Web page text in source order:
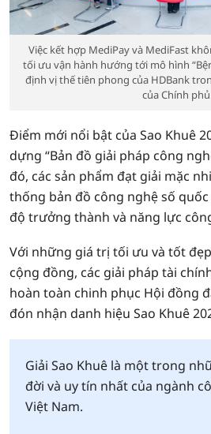
Việc kết hợp MediPay và MediFast
tối ưu vận hành hướng tới mô hình
định vị thế tiên phong của HDBank
của Chính
Điểm mới nổi bật của Sao Khuê
dựng “Bản đồ giải pháp công
đó, các sản phẩm đạt giải mặc
thống bản đồ công nghệ số
độ trưởng thành và năng lực
Với những giá trị tối ưu và tốt
cộng đồng, các giải pháp tài
hoàn toàn chinh phục Hội đồng
đón nhận danh hiệu Sao Khuê
Giải Sao Khuê là một trong
đời và uy tín nhất của ngành
Việt Nam.